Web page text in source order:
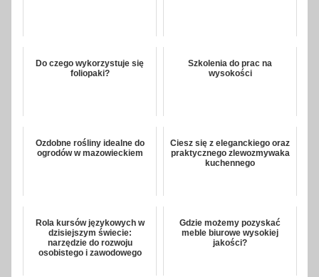
Do czego wykorzystuje się
foliopaki?
Szkolenia do prac na
wysokości
Ozdobne rośliny idealne do
ogrodów w mazowieckiem
Ciesz się z eleganckiego oraz
praktycznego zlewozmywaka
kuchennego
Rola kursów językowych w
dzisiejszym świecie:
narzędzie do rozwoju
osobistego i zawodowego
Gdzie możemy pozyskać
meble biurowe wysokiej
jakości?